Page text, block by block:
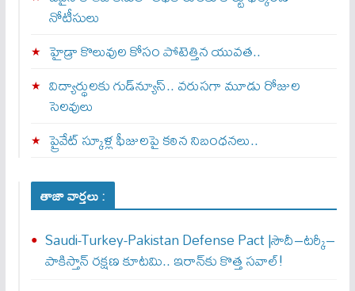
నోటీసులు
హైడ్రా కొలువుల కోసం పోటెత్తిన యువత..
విద్యార్థులకు గుడ్‌న్యూస్.. వరుసగా మూడు రోజుల
సెలవులు
ప్రైవేట్ స్కూళ్ల ఫీజులపై కఠిన నిబంధనలు..
తాజా వార్తలు :
Saudi-Turkey-Pakistan Defense Pact |సౌదీ–టర్కీ–
పాకిస్తాన్ రక్షణ కూటమి.. ఇరాన్‌కు కొత్త సవాల్!